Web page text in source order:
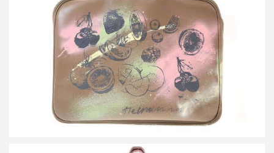
買取金額54,000円
詳しく見る